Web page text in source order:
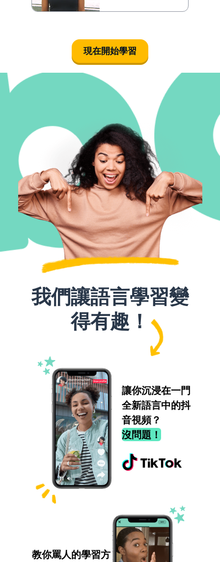
現在開始學習
我們讓語言學習變
得有趣！
讓你沉浸在一門
全新語言中的抖
音視頻？
沒問題！
教你罵人的學習方